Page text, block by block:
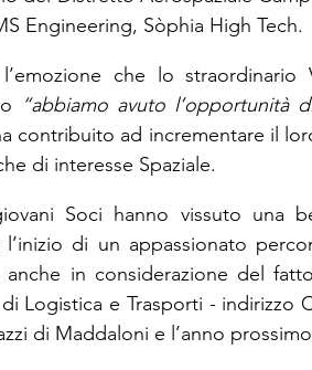
Engineering, Sòphia High Tech.
l’emozione che lo
“abbiamo avuto l’opportunità
contribuito ad incrementare il
di interesse Spaziale.
Soci hanno vissuto una
l’inizio di un appassionato
anche in considerazione del
Logistica e Trasporti -
di Maddaloni e l’anno